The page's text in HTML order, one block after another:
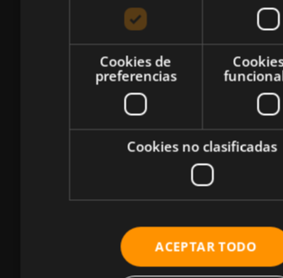
CATEGORÍAS
Atletismo
Musculación
Más Deportes
Cookies de
preferencias
Cookies no clasificadas
ACEPTAR TODO